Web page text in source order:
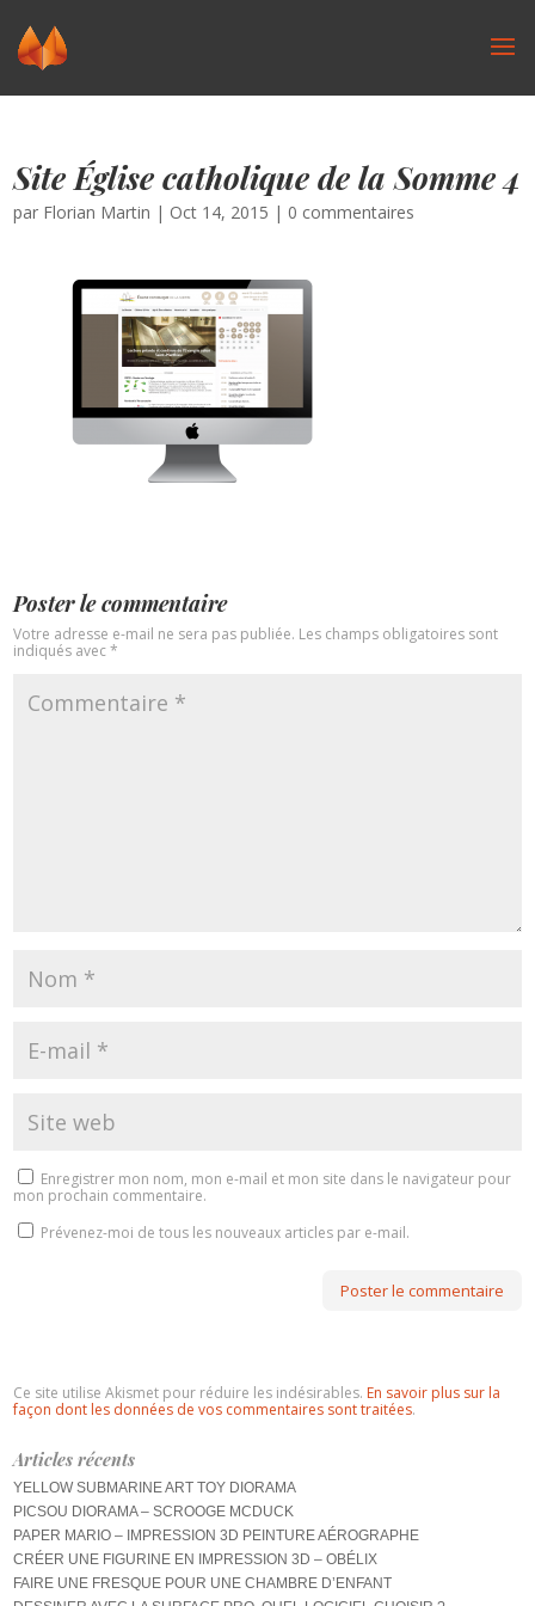
Site Église catholique de la Somme 4
par Florian Martin | Oct 14, 2015 | 0 commentaires
Poster le commentaire
Votre adresse e-mail ne sera pas publiée. Les champs obligatoires sont
indiqués avec*
Enregistrer mon nom, mon e-mail et mon site dans le navigateur pour
mon prochain commentaire.
Prévenez-moi de tous les nouveaux articles par e-mail.
Ce site utilise Akismet pour réduire les indésirables. En savoir plus sur la
façon dont les données de vos commentaires sont traitées.
Articles récents
YELLOW SUBMARINE ART TOY DIORAMA
PICSOU DIORAMA – SCROOGE MCDUCK
PAPER MARIO – IMPRESSION 3D PEINTURE AÉROGRAPHE
CRÉER UNE FIGURINE EN IMPRESSION 3D – OBÉLIX
FAIRE UNE FRESQUE POUR UNE CHAMBRE D’ENFANT